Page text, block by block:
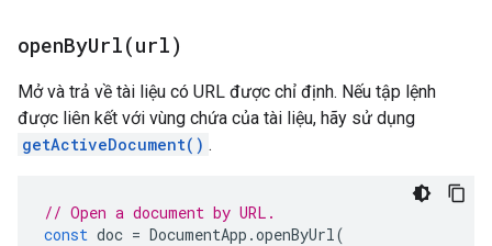
openByUrl(url)
Mở và trả về tài liệu có URL được chỉ định. Nếu tập lệnh
được liên kết với vùng chứa của tài liệu, hãy sử dụng
getActiveDocument() .
// Open a document by URL.
const doc = DocumentApp .openByUrl(